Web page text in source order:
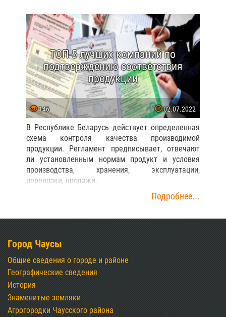
ТОП-5 лучших компаний по
подтверждению соответствия
продукции
146 02.07.2022
В Республике Беларусь действует определенная
схема контроля качества производимой
продукции. Регламент предписывает, отвечают
ли установленным нормам продукт и условия
производства, хранения, эксплуатации,
перевозки, продажи.
Подробнее...
Город Чаусы
Общие сведения о городе и районе
Географические сведения
История
Знаменитые земляки
Агрогородки Чаусского района